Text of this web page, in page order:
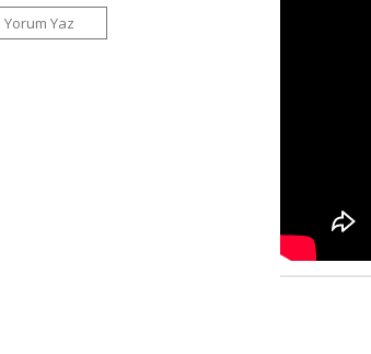
Yorum Yaz